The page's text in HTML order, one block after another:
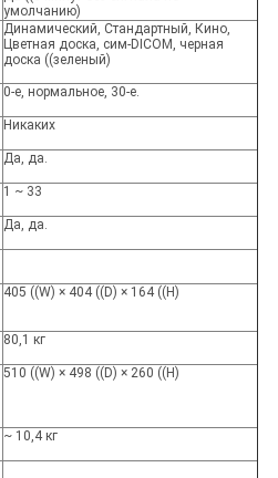
умолчанию)
Динамический, Стандартный, Кино,
Цветная доска, сим-DICOM, черная
доска ((зеленый)
0-е, нормальное, 30-е.
Никаких
Да, да.
1 ~ 33
Да, да.
405 ((W) × 404 ((D) × 164 ((H)
80,1 кг
510 ((W) × 498 ((D) × 260 ((H)
~ 10,4 кг